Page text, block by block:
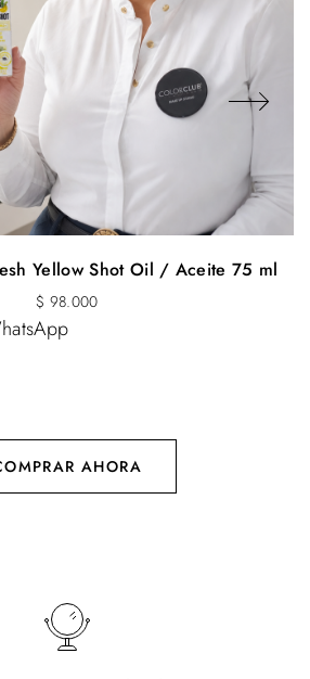
Yellow Shot Oil / Aceite 75 ml
$98.000
AHORA
Personalizada